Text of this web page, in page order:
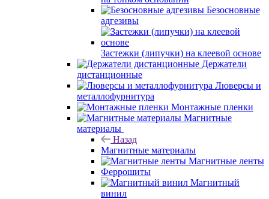
Безосновные
адгезивы
Застежки (липучки) на клеевой основе
Держатели
дистанционные
Люверсы и
металлофурнитура
Монтажные пленки
Магнитные
материалы
Назад
Магнитные материалы
Магнитные ленты
Феррошиты
Магнитный
винил